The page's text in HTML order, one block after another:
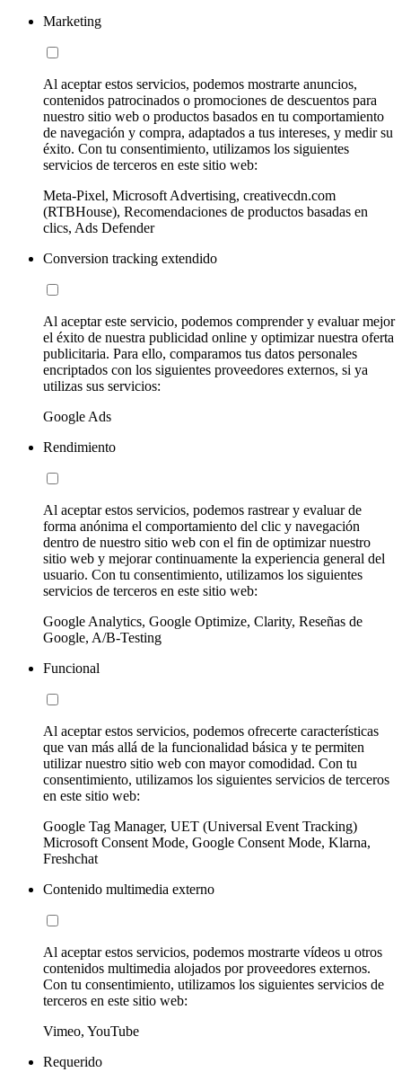
Marketing
Al aceptar estos servicios, podemos mostrarte anuncios,
contenidos patrocinados o promociones de descuentos para
nuestro sitio web o productos basados en tu comportamiento
de navegación y compra, adaptados a tus intereses, y medir su
éxito. Con tu consentimiento, utilizamos los siguientes
servicios de terceros en este sitio web:
Meta-Pixel, Microsoft Advertising, creativecdn.com
(RTBHouse), Recomendaciones de productos basadas en
clics, Ads Defender
Conversion tracking extendido
Al aceptar este servicio, podemos comprender y evaluar mejor
el éxito de nuestra publicidad online y optimizar nuestra oferta
publicitaria. Para ello, comparamos tus datos personales
encriptados con los siguientes proveedores externos, si ya
utilizas sus servicios:
Google Ads
Rendimiento
Al aceptar estos servicios, podemos rastrear y evaluar de
forma anónima el comportamiento del clic y navegación
dentro de nuestro sitio web con el fin de optimizar nuestro
sitio web y mejorar continuamente la experiencia general del
usuario. Con tu consentimiento, utilizamos los siguientes
servicios de terceros en este sitio web:
Google Analytics, Google Optimize, Clarity, Reseñas de
Google, A/B-Testing
Funcional
Al aceptar estos servicios, podemos ofrecerte características
que van más allá de la funcionalidad básica y te permiten
utilizar nuestro sitio web con mayor comodidad. Con tu
consentimiento, utilizamos los siguientes servicios de terceros
en este sitio web:
Google Tag Manager, UET (Universal Event Tracking)
Microsoft Consent Mode, Google Consent Mode, Klarna,
Freshchat
Contenido multimedia externo
Al aceptar estos servicios, podemos mostrarte vídeos u otros
contenidos multimedia alojados por proveedores externos.
Con tu consentimiento, utilizamos los siguientes servicios de
terceros en este sitio web:
Vimeo, YouTube
Requerido